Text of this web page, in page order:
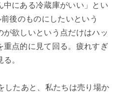
中にある冷蔵庫がいい」とい
後のものにしたいという
が欲しいという点だけはハッ
重点的に見て回る。疲れすぎ
。
たあと、私たちは売り場か